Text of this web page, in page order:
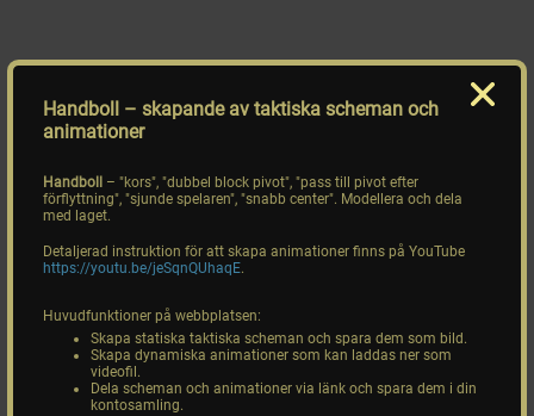
Handboll – skapande av taktiska scheman och
animationer
Handboll
– "kors", "dubbel block pivot", "pass till pivot efter
förflyttning", "sjunde spelaren", "snabb center". Modellera och dela
med laget.
Detaljerad instruktion för att skapa animationer finns på YouTube
https://youtu.be/jeSqnQUhaqE.
Huvudfunktioner på webbplatsen:
Skapa statiska taktiska scheman och spara dem som bild.
Skapa dynamiska animationer som kan laddas ner som
videofil.
Dela scheman och animationer via länk och spara dem i din
kontosamling.